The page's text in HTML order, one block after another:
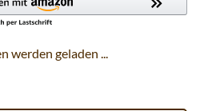
werden geladen ...